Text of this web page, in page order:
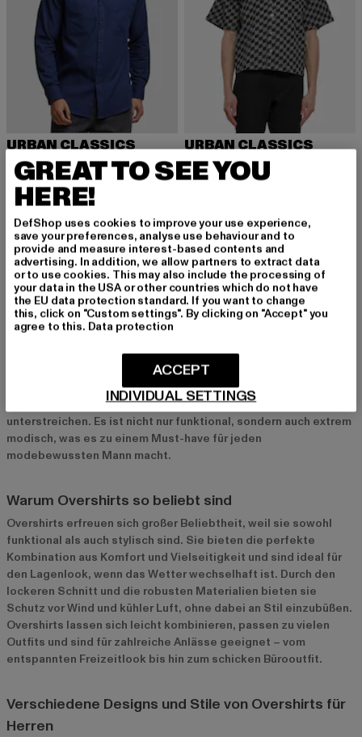
URBAN CLASSICS
Flanell
24,00 EUR
Derzeitiger Preis: 24,00 EUR
49,99 EUR Aktionspreis: 49,99 EUR
URBAN CLASSICS
Laser Check Printed Boxy
20,79 EUR
Derzeitiger Preis: 20,79 EUR
39,99 EUR
Overshirt für Herren: Der stylische Alleskönner für
jeden Look
Das Overshirt für Herren ist ein vielseitiges Kleidungsstück,
das in der modernen Herrengarderobe nicht mehr wegzudenken
ist. Es vereint die Vorteile einer leichten Jacke mit dem
lässigen Look eines Hemdes und ist damit perfekt für den
Übergang zwischen den Jahreszeiten. Ob als zusätzliche
Schicht über einem T-Shirt oder Pullover oder solo getragen –
das Overshirt bietet dir unzählige Möglichkeiten, deinen Stil zu
unterstreichen. Es ist nicht nur funktional, sondern auch extrem
modisch, was es zu einem Must-have für jeden
modebewussten Mann macht.
Warum Overshirts so beliebt sind
Overshirts erfreuen sich großer Beliebtheit, weil sie sowohl
funktional als auch stylisch sind. Sie bieten die perfekte
Kombination aus Komfort und Vielseitigkeit und sind ideal für
den Lagenlook, wenn das Wetter wechselhaft ist. Durch den
lockeren Schnitt und die robusten Materialien bieten sie
Schutz vor Wind und kühler Luft, ohne dabei an Stil einzubüßen.
Overshirts lassen sich leicht kombinieren, passen zu vielen
Outfits und sind für zahlreiche Anlässe geeignet – vom
entspannten Freizeitlook bis hin zum schicken Bürooutfit.
Verschiedene Designs und Stile von Overshirts für
Herren
GREAT TO SEE YOU
HERE!
DefShop uses cookies to improve your use experience,
save your preferences, analyse use behaviour and to
provide and measure interest-based contents and
advertising. In addition, we allow partners to extract data
or to use cookies. This may also include the processing of
your data in the USA or other countries which do not have
the EU data protection standard. If you want to change
this, click on "Custom settings". By clicking on "Accept" you
agree to this. Data protection
INDIVIDUAL SETTINGS
ACCEPT